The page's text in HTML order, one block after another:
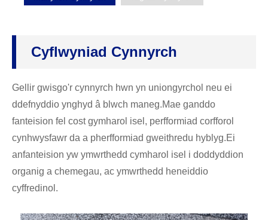
Cyflwyniad Cynnyrch
Gellir gwisgo'r cynnyrch hwn yn uniongyrchol neu ei
ddefnyddio ynghyd â blwch maneg.Mae ganddo
fanteision fel cost gymharol isel, perfformiad corfforol
cynhwysfawr da a pherfformiad gweithredu hyblyg.Ei
anfanteision yw ymwrthedd cymharol isel i doddyddion
organig a chemegau, ac ymwrthedd heneiddio
cyffredinol.